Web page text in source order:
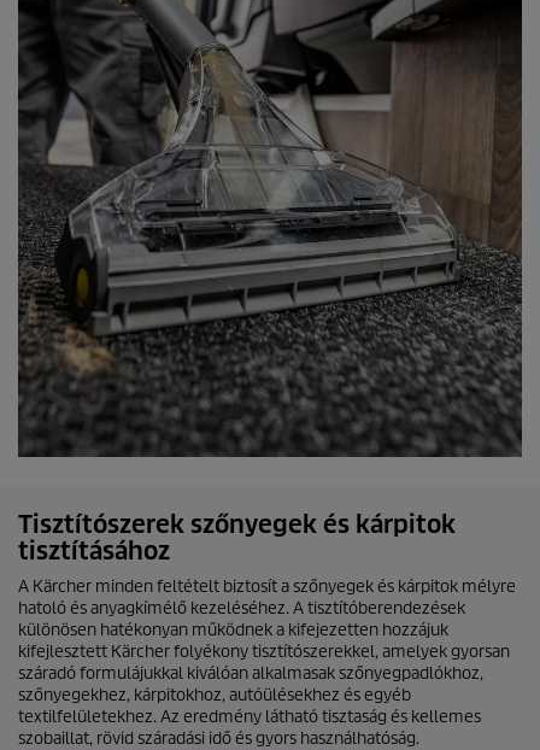
Tisztítószerek szőnyegek és kárpitok
tisztításához
A Kärcher minden feltételt biztosít a szőnyegek és kárpitok mélyre
hatoló és anyagkímélő kezeléséhez. A tisztítóberendezések
különösen hatékonyan működnek a kifejezetten hozzájuk
kifejlesztett Kärcher folyékony tisztítószerekkel, amelyek gyorsan
száradó formulájukkal kiválóan alkalmasak szőnyegpadlókhoz,
szőnyegekhez, kárpitokhoz, autóülésekhez és egyéb
textilfelületekhez. Az eredmény látható tisztaság és kellemes
szobaillat, rövid száradási idő és gyors használhatóság.